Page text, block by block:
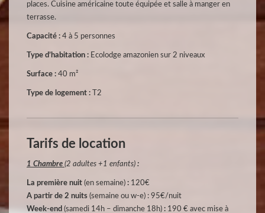
places. Cuisine américaine toute équipée et salle à manger en
terrasse.
Capacité : 4 à 5 personnes
Type d’habitation : Ecolodge amazonien sur 2 niveaux
Surface : 40 m²
Type de logement : T2
Tarifs de location
1 Chambre (2 adultes +1 enfants) :
La première nuit (en semaine) : 120€
A partir de 2 nuits (semaine ou w-e) : 95€/nuit
Week-end (samedi 14h – dimanche 18h) : 190 € avec mise à